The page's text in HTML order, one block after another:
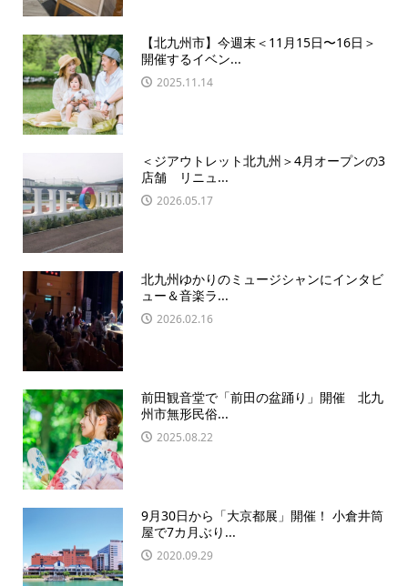
【北九州市】今週末＜11月15日〜16日＞
開催するイベン...
2025.11.14
＜ジアウトレット北九州＞4月オープンの3
店舗 リニュ...
2026.05.17
北九州ゆかりのミュージシャンにインタビ
ュー＆音楽ラ...
2026.02.16
前田観音堂で「前田の盆踊り」開催 北九
州市無形民俗...
2025.08.22
9月30日から「大京都展」開催！ 小倉井筒
屋で7カ月ぶり...
2020.09.29